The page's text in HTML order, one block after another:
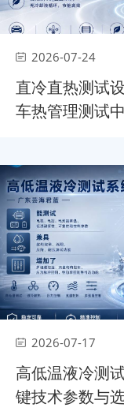
2026-07-24
直冷直热测试
车热管理测试
2026-07-17
高低温液冷测
键技术参数与